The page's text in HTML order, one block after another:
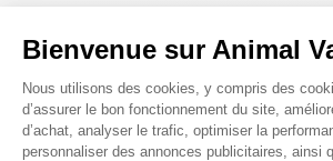
Bienvenue sur Animal
Plateforme de Gestion
Nous utilisons des cookies, y compris des
d’assurer le bon fonctionnement du site,
d’achat, analyser le trafic, optimiser la
personnaliser des annonces publicitaires, ainsi